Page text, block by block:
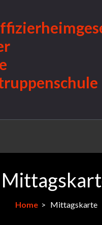
Home > Mittagskarte